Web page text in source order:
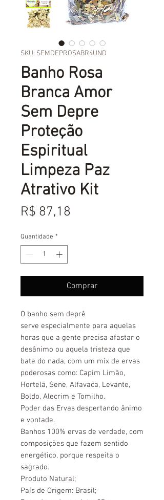
SKU: SEMDEPROSABR4UND
Banho Rosa
Branca Amor
Sem Depre
Proteção
Espiritual
Limpeza Paz
Atrativo Kit
R$ 87,18
Quantidade *
Comprar
O banho sem deprê
serve especialmente para aquelas
horas que a gente precisa afastar o
desânimo ou aquela tristeza que
bate do nada, com um mix de ervas
poderosas como: Capim Limão,
Hortelã, Sene, Alfavaca, Levante,
Boldo, Alecrim e Tomilho.
Poder das Ervas despertando ânimo
e vontade.
Banhos 100% ervas de verdade, com
composições que fazem sentido
energético, porque respeita o
sagrado.
Produto Natural;
País de Origem: Brasil;